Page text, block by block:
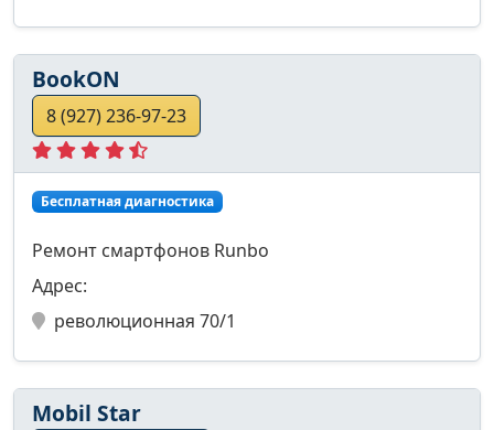
BookON
8 (927) 236-97-23
Бесплатная диагностика
Ремонт смартфонов Runbo
Адрес:
революционная 70/1
Mobil Star